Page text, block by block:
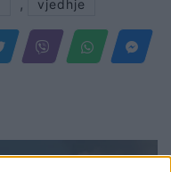
, vjedhje